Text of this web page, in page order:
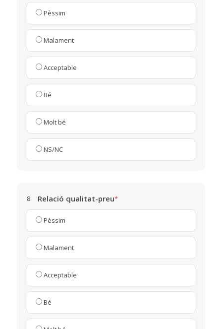
Pèssim
Malament
Acceptable
Bé
Molt bé
NS/NC
8. Relació qualitat-preu*
Pèssim
Malament
Acceptable
Bé